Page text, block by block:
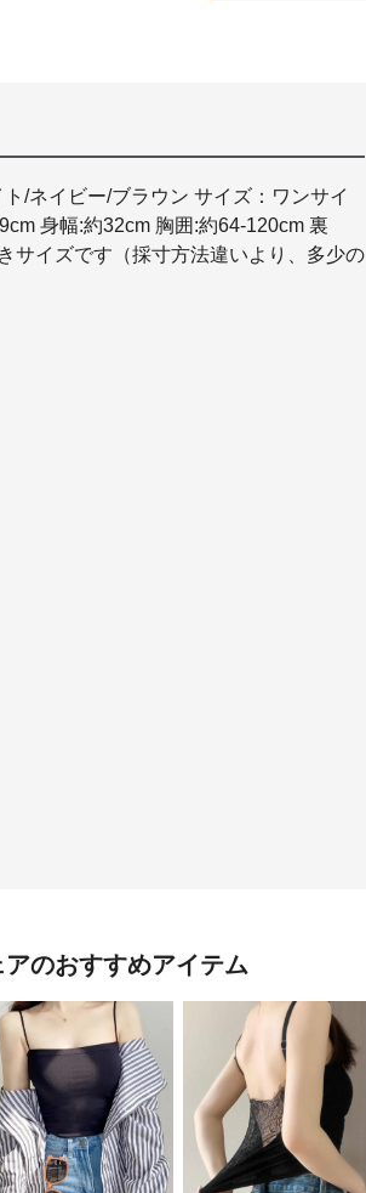
/ネイビー/ブラウン サイズ：ワンサイ
身幅:約32cm 胸囲:約64-120cm 裏
サイズです（採寸方法違いより、多少の
アのおすすめアイテム